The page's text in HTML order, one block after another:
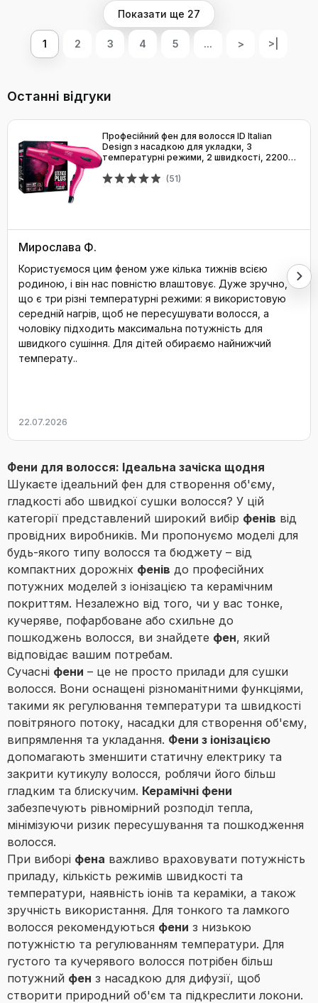
Показати ще 27
1 2 3 4 5 ... > >|
Останні відгуки
Професійний фен для волосся ID Italian
Design з насадкою для укладки, 3
температурні режими, 2 швидкості, 2200W,
(51)
Мирослава Ф.
Користуємося цим феном уже кілька тижнів всією
родиною, і він нас повністю влаштовує. Дуже зручно,
що є три різні температурні режими: я використовую
середній нагрів, щоб не пересушувати волосся, а
чоловіку підходить максимальна потужність для
швидкого сушіння. Для дітей обираємо найнижчий
температу..
22.07.2026
Фени для волосся: Ідеальна зачіска щодня
Шукаєте ідеальний фен для створення об'єму,
гладкості або швидкої сушки волосся? У цій
категорії представлений широкий вибір фенів від
провідних виробників. Ми пропонуємо моделі для
будь-якого типу волосся та бюджету – від
компактних дорожніх фенів до професійних
потужних моделей з іонізацією та керамічним
покриттям. Незалежно від того, чи у вас тонке,
кучеряве, пофарбоване або схильне до
пошкоджень волосся, ви знайдете фен, який
відповідає вашим потребам.
Сучасні фени – це не просто прилади для сушки
волосся. Вони оснащені різноманітними функціями,
такими як регулювання температури та швидкості
повітряного потоку, насадки для створення об'єму,
випрямлення та укладання. Фени з іонізацією
допомагають зменшити статичну електрику та
закрити кутикулу волосся, роблячи його більш
гладким та блискучим. Керамічні фени
забезпечують рівномірний розподіл тепла,
мінімізуючи ризик пересушування та пошкодження
волосся.
При виборі фена важливо враховувати потужність
приладу, кількість режимів швидкості та
температури, наявність іонів та кераміки, а також
зручність використання. Для тонкого та ламкого
волосся рекомендуються фени з низькою
потужністю та регулюванням температури. Для
густого та кучерявого волосся потрібен більш
потужний фен з насадкою для дифузії, щоб
створити природний об'єм та підкреслити локони.